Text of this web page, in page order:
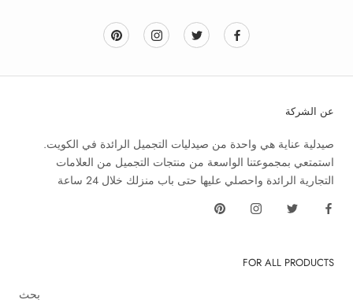
عن الشركة
صيدلية عناية هي واحدة من صيدليات التجميل الرائدة في الكويت.
استمتعي بمجموعتنا الواسعة من منتجات التجميل من العلامات
التجارية الرائدة واحصلي عليها حتى باب منزلك خلال 24 ساعة
FOR ALL PRODUCTS
بحث